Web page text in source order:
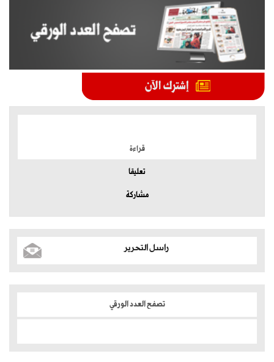
قراءة
تعليقا
مشاركة
راسل التحرير
تصفح العدد الورقي